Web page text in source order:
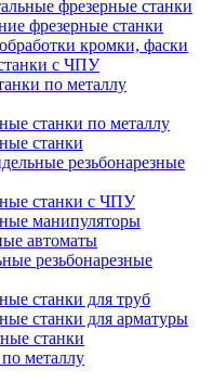
фрезерные станки
фрезерные станки
кромки, фаски
с ЧПУ
по металлу
станки по металлу
станки
резьбонарезные
станки с ЧПУ
манипуляторы
автоматы
резьбонарезные
станки для труб
станки для арматуры
станки
металлу